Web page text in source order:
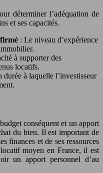
déterminer l’adéquation de
et ses capacités.
: Le niveau d’expérience
à supporter des
locatifs.
durée à laquelle l’investisseur
conséquent et un apport
du bien. Il est important de
finances et de ses ressources
moyen en France, il est
un apport personnel d’au